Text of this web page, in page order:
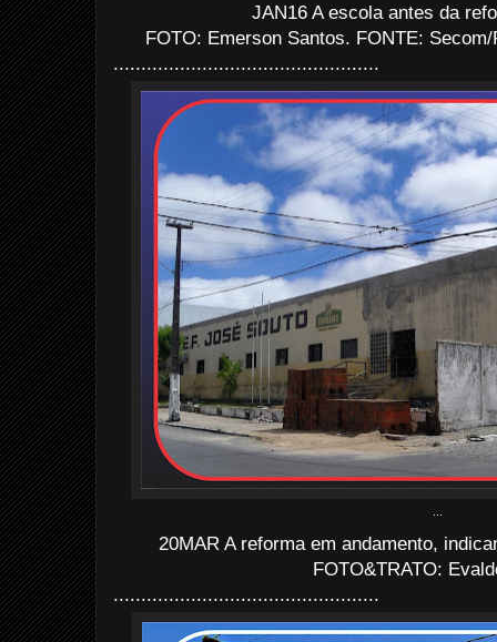
JAN16 A escola antes da
FOTO: Emerson Santos. FONTE:
................................................
20MAR A reforma em andamento,
FOTO&TRATO:
................................................